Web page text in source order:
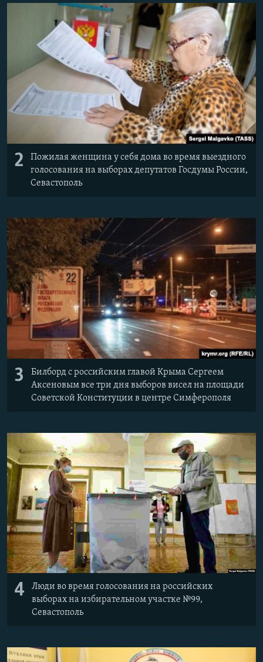
2
Пожилая женщина у себя дома во время выездного
голосования на выборах депутатов Госдумы России,
Севастополь
3
Билборд с российским главой Крыма Сергеем
Аксеновым все три дня выборов висел на площади
Советской Конституции в центре Симферополя
4
Люди во время голосования на российских
выборах на избирательном участке №99,
Севастополь